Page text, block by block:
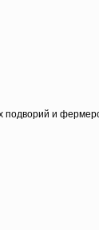
подворий и